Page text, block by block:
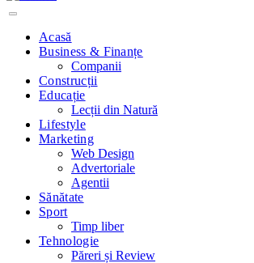
Acasă
Business & Finanțe
Companii
Construcții
Educație
Lecții din Natură
Lifestyle
Marketing
Web Design
Advertoriale
Agentii
Sănătate
Sport
Timp liber
Tehnologie
Păreri și Review